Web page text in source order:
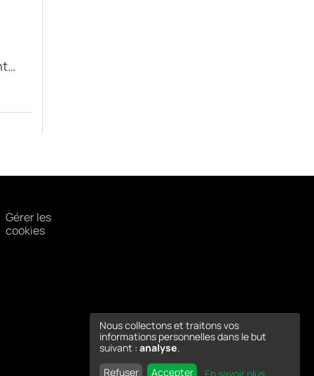
Gérer les
cookies
Nous collectons et traitons vos
informations personnelles dans le but
suivant : analyse.
Refuser
Accepter En savoir plus